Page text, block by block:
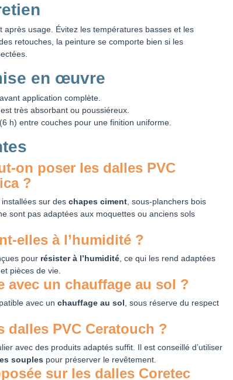
usage. Évitez les températures basses et les
retouches, la peinture se comporte bien si les
en œuvre
application complète.
très absorbant ou poussiéreux.
h) entre couches pour une finition uniforme.
on poser les dalles PVC
?
sur des chapes ciment, sous-planchers bois
sont pas adaptées aux moquettes ou anciens sols
elles à l’humidité ?
pour résister à l’humidité, ce qui les rend adaptées
pièces de vie.
avec un chauffage au sol ?
avec un chauffage au sol, sous réserve du respect
dalles PVC Ceratouch ?
avec des produits adaptés suffit. Il est conseillé d’utiliser
souples pour préserver le revêtement.
sur les dalles Coretec